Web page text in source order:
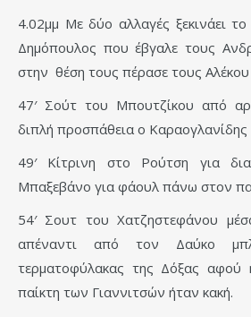
4.02μμ Με δύο αλλαγές ξεκινάει
Δημόπουλος που έβγαλε τους
στην θέση τους πέρασε τους Αλέκου
47′ Σούτ του Μπουτζίκου από
διπλή προσπάθεια ο Καραογλανίδης
49′ Κίτρινη στο Ρούτση για
Μπαξεβάνο για φάουλ πάνω στον
54′ Σουτ του Χατζηστεφάνου
απέναντι από τον Δαύκο
τερματοφύλακας της Δόξας αφού
παίκτη των Γιαννιτσών ήταν κακή.